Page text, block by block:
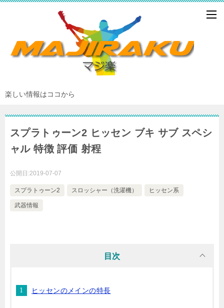
楽しい情報はココから
スプラトゥーン2 ヒッセン ブキ サブ スペシ
ャル 特徴 評価 射程
公開日:2019-07-07
スプラトゥーン2 スロッシャー（洗濯機） ヒッセン系
武器情報
目次
ヒッセンのメインの特長